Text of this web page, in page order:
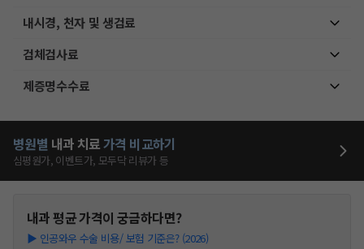
내시경, 천자 및 생검료
검체검사료
제증명수수료
병원별 내과 치료가격 비교하기
심평원가, 이벤트가, 모두닥 리뷰가 등
내과평균 가격이 궁금하다면?
▶ 인공와우 수술 비용/ 보험 기준은? (2026)